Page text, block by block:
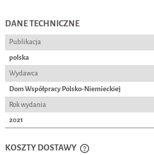
DANE TECHNICZNE
Publikacja
polska
Wydawca
Dom Współpracy Polsko-Niemieckiej
Rok wydania
2021
KOSZTY DOSTAWY